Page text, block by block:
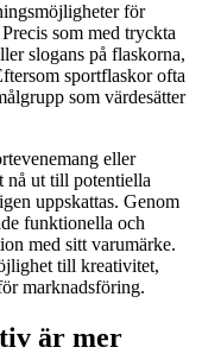
för
som med tryckta
slogans på flaskorna,
sportflaskor ofta
som värdesätter
eller
nå ut till potentiella
uppskattas. Genom
funktionella och
med sitt varumärke.
till kreativitet,
marknadsföring.
är mer